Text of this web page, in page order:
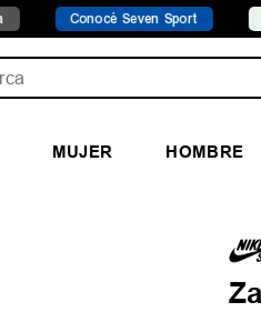
Conocé Seven Sport Envío
MUJER HOMBRE